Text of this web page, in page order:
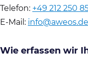
Telefon: +49 212 250
E-Mail: info@aweos.de
Wie erfassen wir